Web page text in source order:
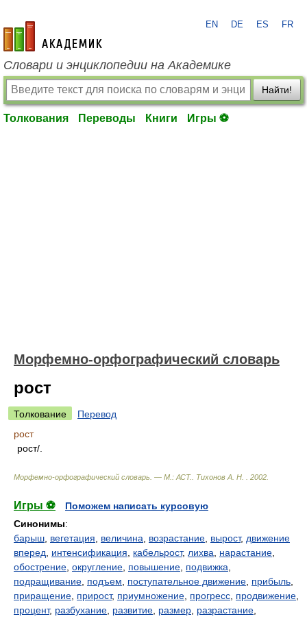
academic.ru
EN DE ES FR
Словари и энциклопедии на Академике
Найти!
Толкования Переводы Книги Игры ⚽
Морфемно-орфографический словарь
рост
Толкование
Перевод
рост
рост/.
Морфемно-орфографический словарь. — М.: АСТ. Тихонов А. Н. 2002
Игры ⚽
Поможем написать курсовую
Синонимы:
барыш вегетация величина возрастание вырост, движение
вперед
интенсификация кабельрост, лихва нарастание
обострение округление повышение подвижка
подращивание подъем поступательное движение прибыль
приращение прирост, приумножение прогресс продвижение
процент, разбухание развитие размер разрастание